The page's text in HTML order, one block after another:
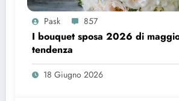
Pask 857
I bouquet sposa 2026 di
tendenza
18 Giugno 2026